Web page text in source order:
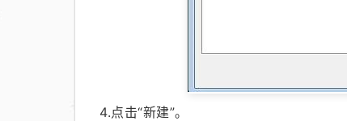
4.点击“新建”。